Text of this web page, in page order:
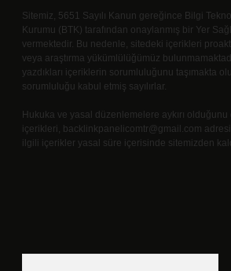
Sitemiz, 5651 Sayılı Kanun gereğince Bilgi
Kurumu (BTK) tarafından onaylanmış bir Yer
vermektedir. Bu nedenle, sitedeki içerikleri
veya araştırma yükümlülüğümüz
yazdıkları içeriklerin sorumluluğunu taşımakta
sorumluluğu kabul etmiş sayılırlar.
Hukuka ve yasal düzenlemelere aykırı
içerikleri, backlinkpanelicomtr@gmail.com
ilgili içerikler yasal süre içerisinde sitemizden